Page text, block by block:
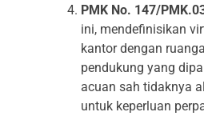
PMK No. 147/
ini, mendefinisikan
kantor dengan
pendukung yang
acuan sah tidaknya
untuk keperluan